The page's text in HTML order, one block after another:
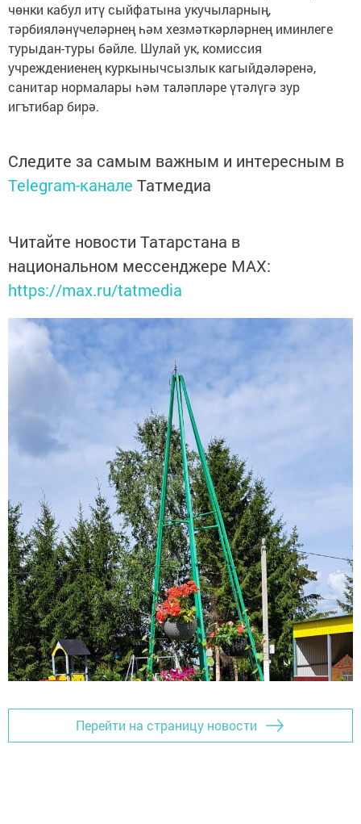
чөнки кабул итү сыйфатына укучыларның,
тәрбияләнүчеләрнең һәм хезмәткәрләрнең иминлеге
турыдан-туры бәйле. Шулай ук, комиссия
учреждениенең куркынычсызлык кагыйдәләренә,
санитар нормалары һәм таләпләре үтәлүгә зур
игътибар бирә.
Следите за самым важным и интересным в
Telegram-канале Татмедиа
Читайте новости Татарстана в
национальном мессенджере MАХ:
https://max.ru/tatmedia
Перейти на страницу новости